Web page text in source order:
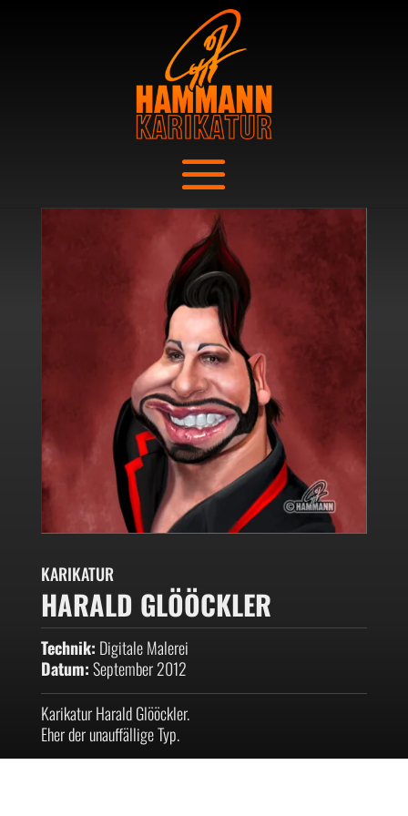
KARIKATUR
HARALD GLÖÖCKLER
Technik: Digitale Malerei
Datum:September 2012
Karikatur Harald Glööckler.
Eher der unauffällige Typ.